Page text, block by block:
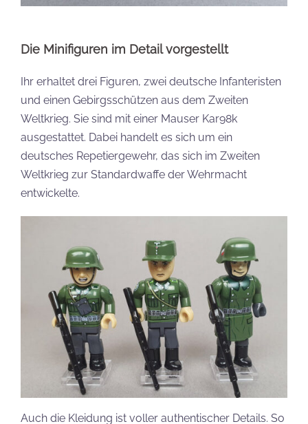
Die Minifiguren im Detail vorgestellt
Ihr erhaltet drei Figuren, zwei deutsche Infanteristen
und einen Gebirgsschützen aus dem Zweiten
Weltkrieg. Sie sind mit einer Mauser Kar98k
ausgestattet. Dabei handelt es sich um ein
deutsches Repetiergewehr, das sich im Zweiten
Weltkrieg zur Standardwaffe der Wehrmacht
entwickelte.
Auch die Kleidung ist voller authentischer Details. So